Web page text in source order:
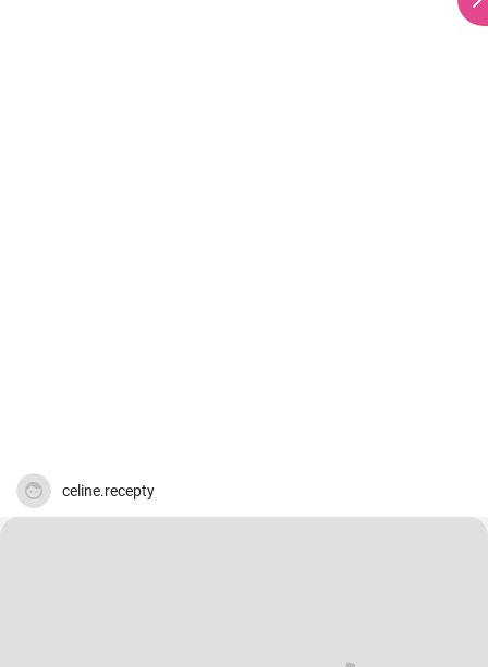
celine.recepty